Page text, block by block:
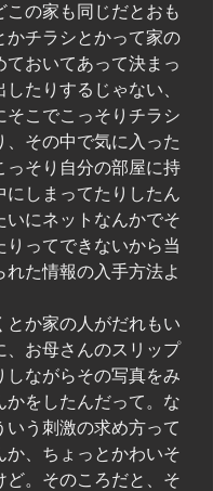
この家も同じだとおも
かチラシとかって家の
ておいてあって決まっ
たりするじゃない、
そこでこっそりチラシ
、その中で気に入った
っそり自分の部屋に持
にしまってたりしたん
いにネットなんかでそ
りってできないから当
れた情報の入手方法よ
とか家の人がだれもい
、お母さんのスリップ
しながらその写真をみ
かをしたんだって。な
いう刺激の求め方って
か、ちょっとかわいそ
ど。そのころだと、そ